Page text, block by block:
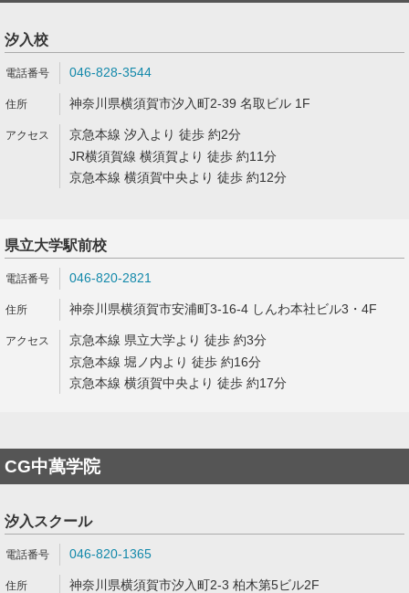
汐入校
046-828-3544
神奈川県横須賀市汐入町2-39 名取ビル 1F
京急本線 汐入より 徒歩 約2分
JR横須賀線 横須賀より 徒歩 約11分
京急本線 横須賀中央より 徒歩 約12分
県立大学駅前校
046-820-2821
神奈川県横須賀市安浦町3-16-4 しんわ本社ビル3・4F
京急本線 県立大学より 徒歩 約3分
京急本線 堀ノ内より 徒歩 約16分
京急本線 横須賀中央より 徒歩 約17分
CG中萬学院
汐入スクール
046-820-1365
神奈川県横須賀市汐入町2-3 柏木第5ビル2F